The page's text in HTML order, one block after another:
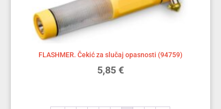
FLASHMER. Čekić za slučaj opasnosti (94759)
5,85 €